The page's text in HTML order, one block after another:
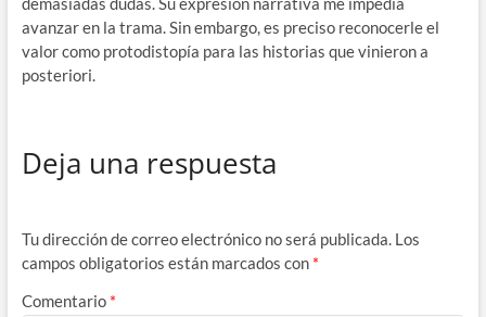
avanzar en la trama. Sin embargo, es preciso reconocerle el
valor como protodistopía para las historias que vinieron a
posteriori.
Deja una respuesta
Tu dirección de correo electrónico no será publicada. Los
campos obligatorios están marcados con *
Comentario *